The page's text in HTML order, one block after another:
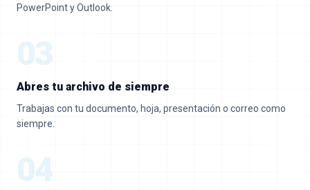
PowerPoint y Outlook.
03
Abres tu archivo de siempre
Trabajas con tu documento, hoja, presentación o correo como
siempre.
04